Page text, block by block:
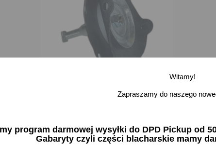
Membrana pompy paliwa Fiat 126p
Brak na stanie
Witamy!
Zapraszamy do naszego
program darmowej wysyłki do DPD Pickup od
Gabaryty czyli części blacharskie mamy